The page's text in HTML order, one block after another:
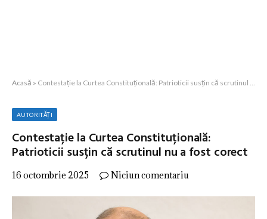
Acasă » Contestație la Curtea Constituțională: Patrioticii susțin că scrutinul nu a fost corect
AUTORITĂȚI
Contestație la Curtea Constituțională:
Patrioticii susțin că scrutinul nu a fost corect
16 octombrie 2025 Niciun comentariu